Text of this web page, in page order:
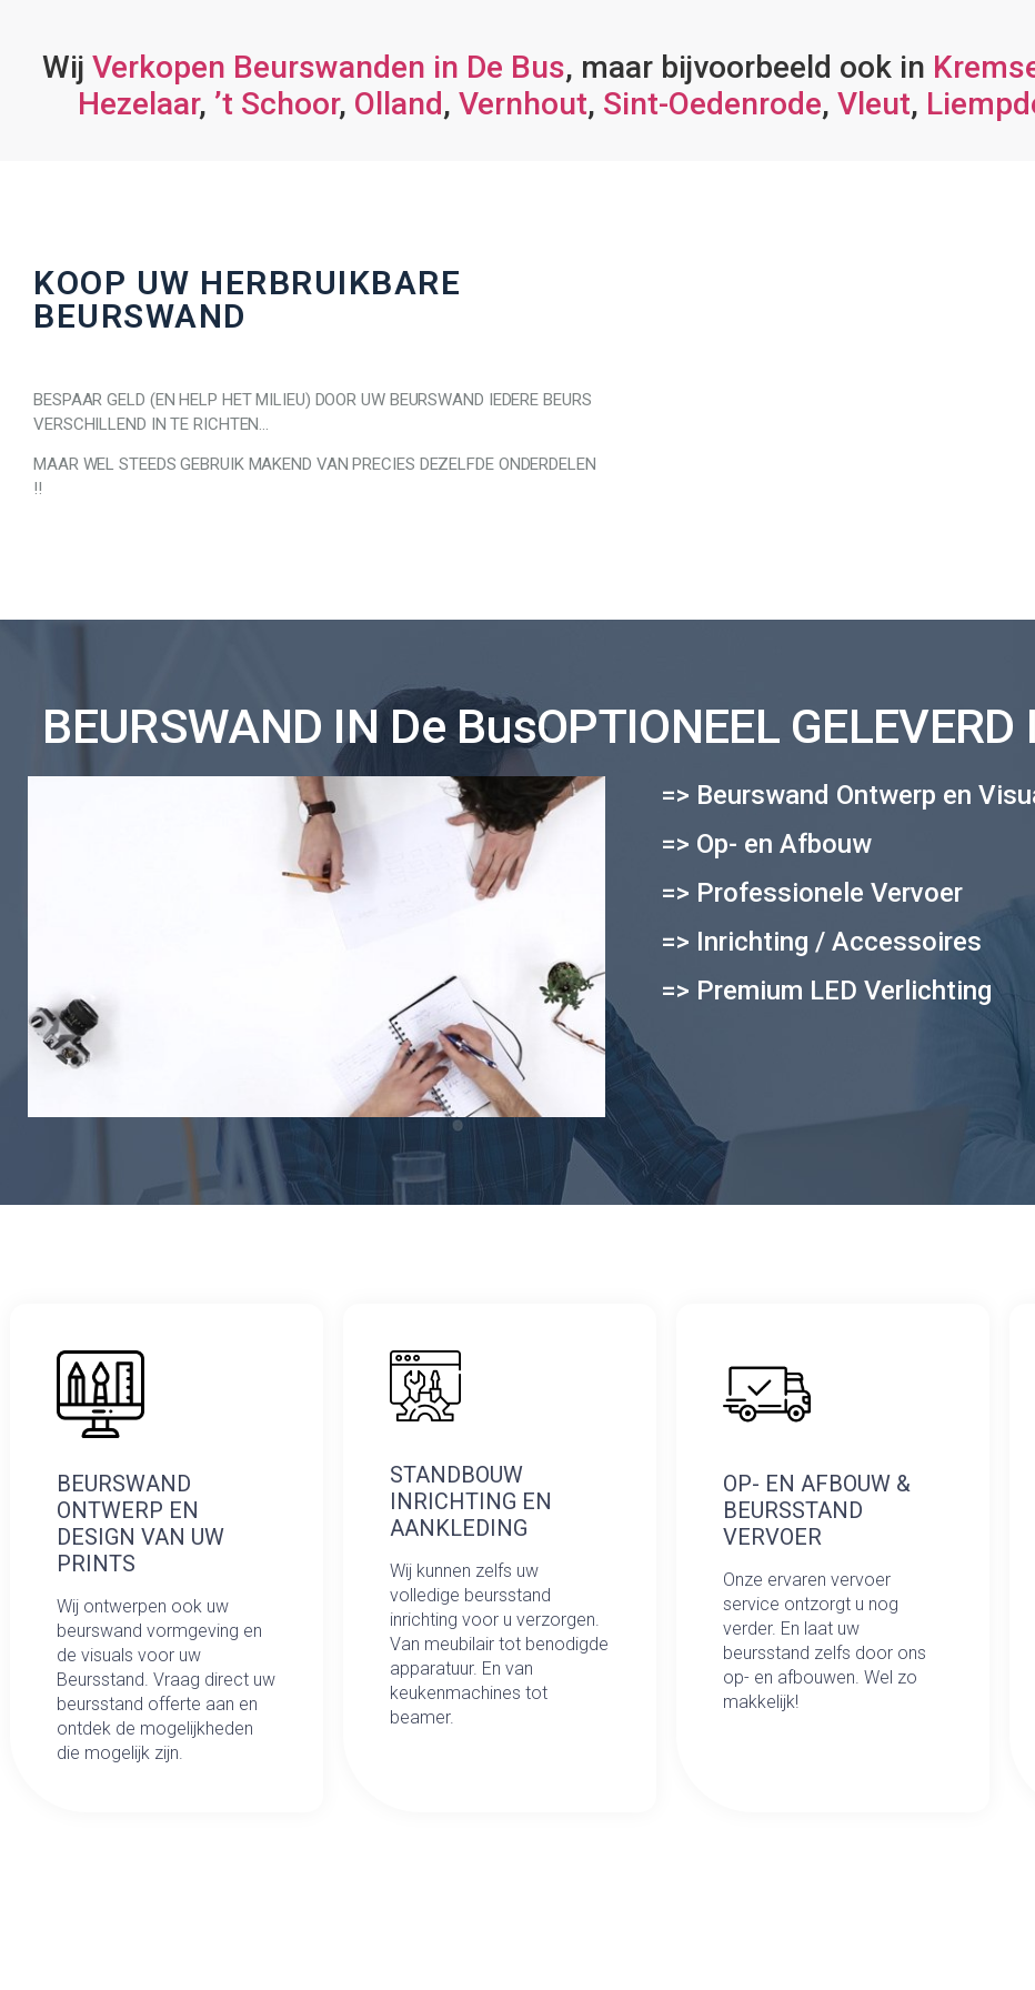
Wij Verkopen Beurswanden in De Bus, maar bijvoorbeeld ook in
Hezelaar, ’t Schoor, Olland, Vernhout, Sint-Oedenrode, Vleut,
KOOP UW HERBRUIKBARE
BEURSWAND
BESPAAR GELD (EN HELP HET MILIEU) DOOR UW BEURSWAND IEDERE BEURS
VERSCHILLEND IN TE RICHTEN…
MAAR WEL STEEDS GEBRUIK MAKEND VAN PRECIES DEZELFDE ONDERDELEN
!!
BEURSWAND IN De BusOPTIONEEL GELEVERD
=> Beurswand Ontwerp en
=> Op- en Afbouw
=> Professionele Vervoer
=> Inrichting / Accessoires
=> Premium LED Verlichting
BEURSWAND
ONTWERP EN
DESIGN VAN UW
PRINTS
Wij ontwerpen ook uw
beurswand vormgeving en
de visuals voor uw
Beursstand. Vraag direct uw
beursstand offerte aan en
ontdek de mogelijkheden
die mogelijk zijn.
STANDBOUW
INRICHTING EN
AANKLEDING
Wij kunnen zelfs uw
volledige beursstand
inrichting voor u verzorgen.
Van meubilair tot benodigde
apparatuur. En van
keukenmachines tot
beamer.
OP- EN AFBOUW &
BEURSSTAND
VERVOER
Onze ervaren vervoer
service ontzorgt u nog
verder. En laat uw
beursstand zelfs door ons
op- en afbouwen. Wel zo
makkelijk!